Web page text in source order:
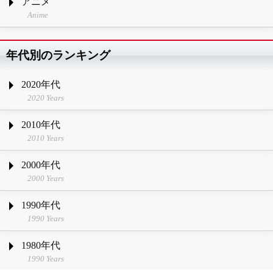
Anime
年代別のランキング
2020年代
2020 Years
2010年代
2010 Years
2000年代
2000 Years
1990年代
1990 Years
1980年代
1990 Years